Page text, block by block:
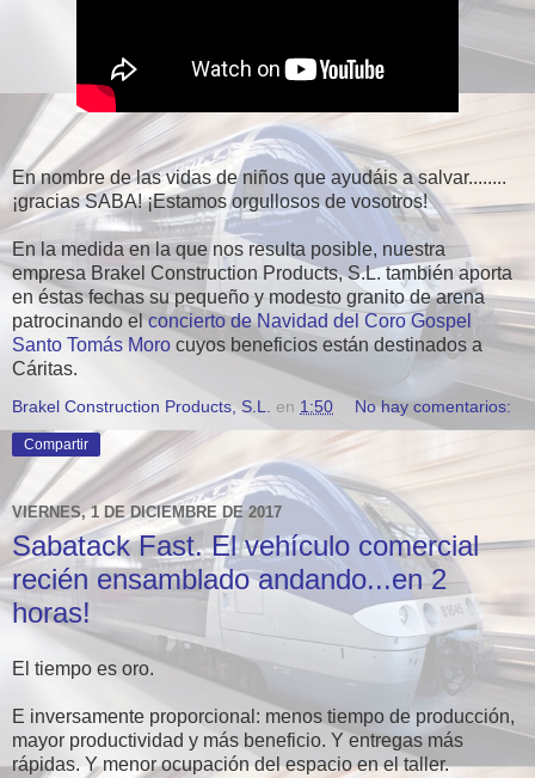
En nombre de las vidas de niños que ayudáis a salvar........
¡gracias SABA! ¡Estamos orgullosos de vosotros!
En la medida en la que nos resulta posible, nuestra
empresa Brakel Construction Products, S.L. también aporta
en éstas fechas su pequeño y modesto granito de arena
patrocinando elconcierto de Navidad del Coro Gospel
Santo Tomás Moro cuyos beneficios están destinados a
Cáritas.
Brakel Construction Products, S.L. en 1:50 No hay comentarios:
Compartir
VIERNES, 1 DE DICIEMBRE DE 2017
Sabatack Fast. El vehículo comercial
recién ensamblado andando...en 2
horas!
El tiempo es oro.
E inversamente proporcional: menos tiempo de producción,
mayor productividad y más beneficio. Y entregas más
rápidas. Y menor ocupación del espacio en el taller.